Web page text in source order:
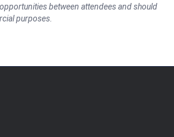
between attendees and should
purposes.